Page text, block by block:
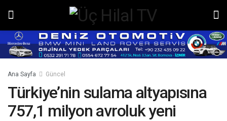
Ana Sayfa Güncel
Türkiye’nin sulama altyapısına
757,1 milyon avroluk yeni